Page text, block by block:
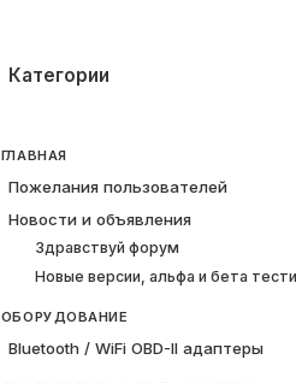
Категории
ГЛАВНАЯ
Пожелания пользователей
Новости и объявления
Здравствуй форум
Новые версии, альфа и бета
ОБОРУДОВАНИЕ
Bluetooth / WiFi OBD-II адаптеры